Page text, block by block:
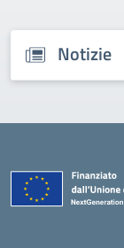
Notizie